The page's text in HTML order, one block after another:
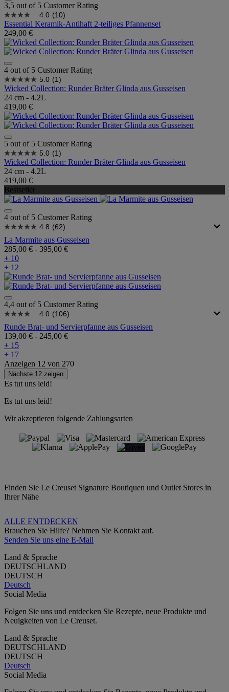
3,5 out of 5 Customer Rating
4.0 (10)
Essential Keramik-Antihaft 2-teiliges Pfannenset
249,00 €
4 out of 5 Customer Rating
5.0 (1)
Wicked Collection: Runder Bräter Glinda aus Gusseisen
24 cm - 4.2L
419,00 €
5 out of 5 Customer Rating
5.0 (1)
Wicked Collection: Runder Bräter Glinda aus Gusseisen
24 cm - 4.2L
419,00 €
Bestseller
4 out of 5 Customer Rating
4.8 (62)
La Marmite aus Gusseisen
285,00 € - 395,00 €
+ 10
+ 12
4,4 out of 5 Customer Rating
4.0 (106)
Runde Brat- und Servierpfanne aus Gusseisen
139,00 € - 245,00 €
+ 15
+ 17
Anzeigen 12 von 270
Nächste 12 zeigen
Es tut uns leid!
Es tut uns leid!
Wir akzeptieren folgende Zahlungsarten
Finden Sie Le Creuset Signature Boutiquen und Outlet Stores in
Ihrer Nähe
ALLE ENTDECKEN
Brauchen Sie Hilfe? Nehmen Sie Kontakt auf.
Senden Sie uns eine E-Mail
Land & Sprache
DEUTSCHLAND
DEUTSCH
Deutsch
Social Media
Folgen Sie uns und entdecken Sie Rezepte, neue Produkte und
Neuigkeiten von Le Creuset.
Land & Sprache
DEUTSCHLAND
DEUTSCH
Deutsch
Social Media